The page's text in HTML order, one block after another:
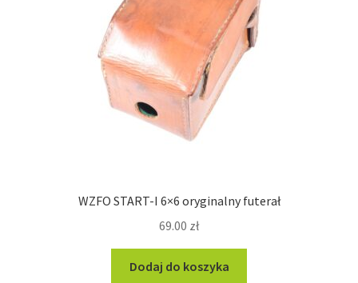
WZFO START-I 6×6 oryginalny futerał
69.00 zł
Dodaj do koszyka